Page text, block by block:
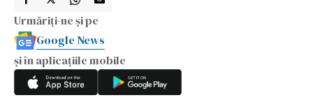
Urmăriți-ne și pe
Google News
și în aplicațiile mobile